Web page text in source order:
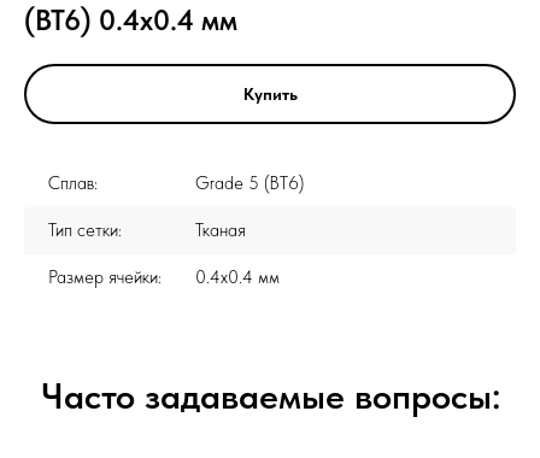
(ВТ6) 0.4x0.4 мм
Купить
Сплав: Grade 5 (ВТ6)
Тип сетки: Тканая
Размер ячейки: 0.4x0.4 мм
Часто задаваемые вопросы: